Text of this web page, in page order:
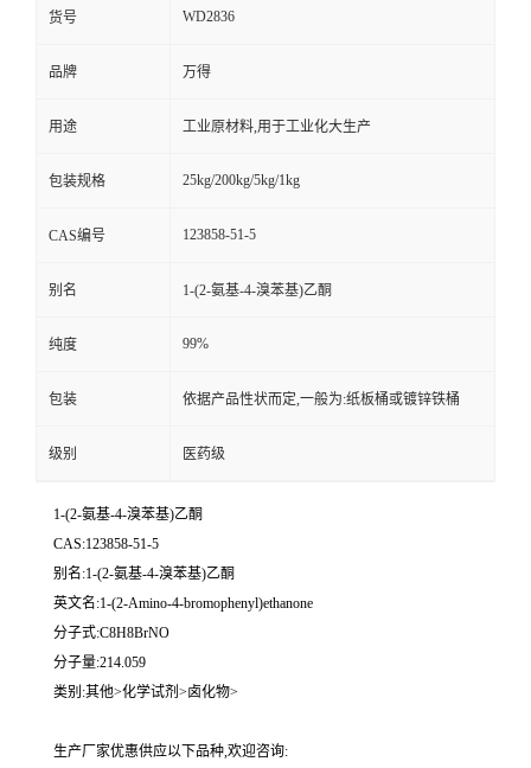
货号 WD2836
品牌 万得
用途 工业原材料,用于工业化大生产
包装规格 25kg/200kg/5kg/1kg
CAS编号 123858-51-5
别名 1-(2-氨基-4-溴苯基)乙酮
纯度 99%
包装 依据产品性状而定,一般为:纸板桶或镀锌铁桶
级别 医药级
1-(2-氨基-4-溴苯基)乙酮
CAS:123858-51-5
别名:1-(2-氨基-4-溴苯基)乙酮
英文名:1-(2-Amino-4-bromophenyl)ethanone
分子式:C8H8BrNO
分子量:214.059
类别:其他>化学试剂>卤化物>
生产厂家优惠供应以下品种,欢迎咨询: